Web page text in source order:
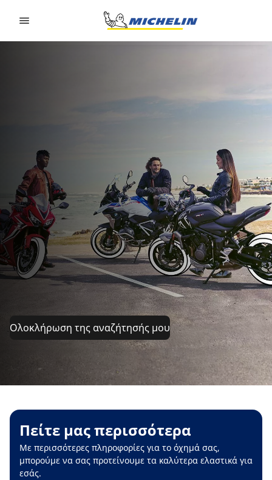
Ολοκλήρωση της αναζήτησής μου
Πείτε μας περισσότερα
Με περισσότερες πληροφορίες για το όχημά σας,
μπορούμε να σας προτείνουμε τα καλύτερα ελαστικά για
εσάς.